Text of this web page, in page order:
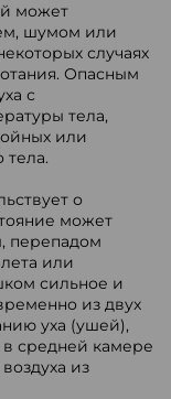
может
шумом или
случаях
Опасным
с
тела,
или
о
может
перепадом
или
сильное и
из двух
уха (ушей),
средней камере
из